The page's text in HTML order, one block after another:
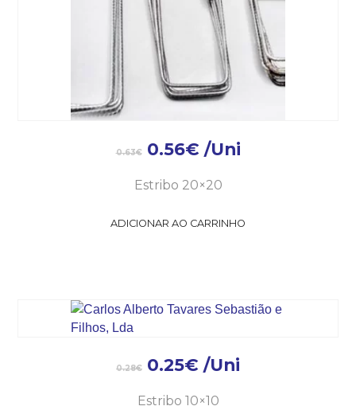
0.63€ 0.56€ /Uni
Estribo 20×20
ADICIONAR AO CARRINHO
0.28€ 0.25€ /Uni
Estribo 10×10